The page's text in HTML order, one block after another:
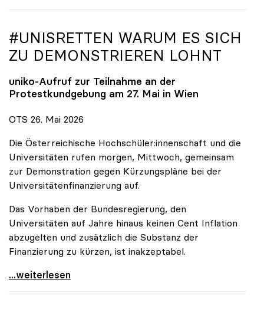
#UNISRETTEN WARUM ES SICH
ZU DEMONSTRIEREN LOHNT
uniko-Aufruf zur Teilnahme an der
Protestkundgebung am 27. Mai in Wien
OTS 26. Mai 2026
Die Österreichische Hochschüler:innenschaft und die
Universitäten rufen morgen, Mittwoch, gemeinsam
zur Demonstration gegen Kürzungspläne bei der
Universitätenfinanzierung auf.
Das Vorhaben der Bundesregierung, den
Universitäten auf Jahre hinaus keinen Cent Inflation
abzugelten und zusätzlich die Substanz der
Finanzierung zu kürzen, ist inakzeptabel.
#UnisRetten Warum es sich zu demonstrieren lohnt
...weiterlesen